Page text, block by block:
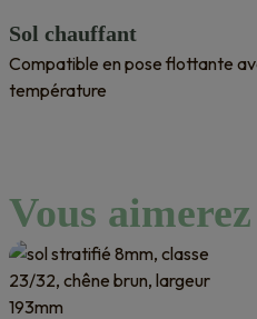
Sol chauffant
Compatible en pose flottante
température
Vous